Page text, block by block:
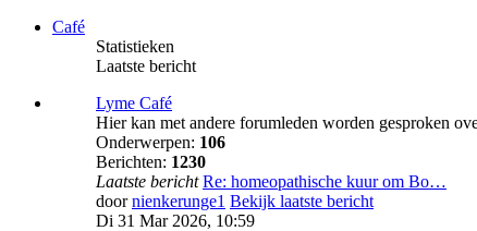
Café
Statistieken
Laatste bericht
Lyme Café
Hier kan met andere forumleden worden gesproken
Onderwerpen: 106
Berichten: 1230
Laatste bericht Re: homeopathische kuur om Bo…
doornienkerunge1 Bekijk laatste bericht
Di 31 Mar 2026, 10:59